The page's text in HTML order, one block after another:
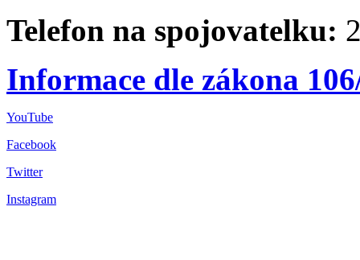
Telefon na spojovatelku:
Informace dle zákona
YouTube
Facebook
Twitter
Instagram